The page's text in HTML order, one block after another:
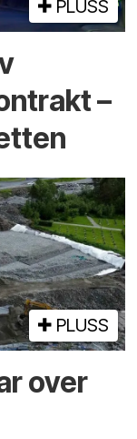
PLUSS
–
PLUSS
over